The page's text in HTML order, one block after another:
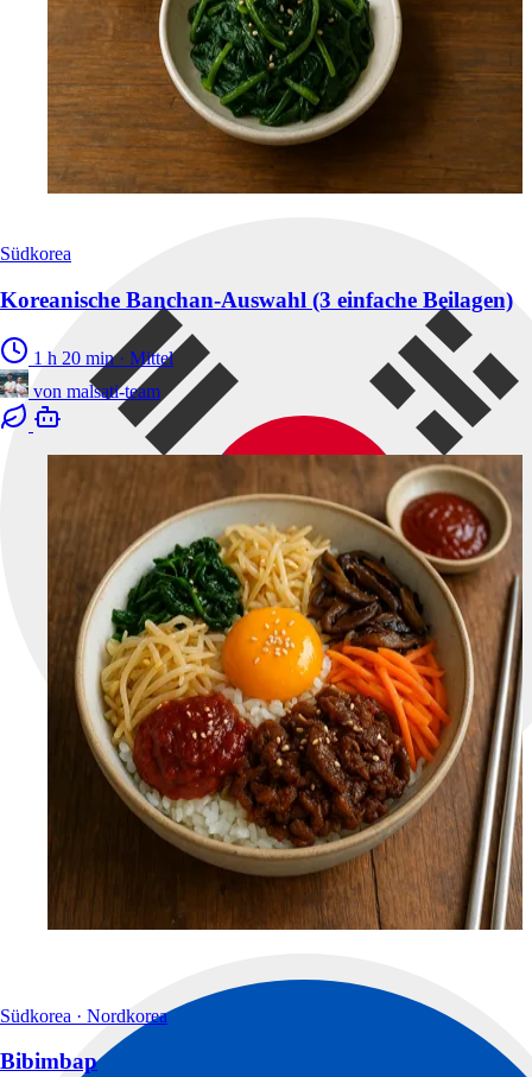
Südkorea
Koreanische Banchan-Auswahl (3 einfache Beilagen)
1 h 20 min · Mittel
von malsati-team
Südkorea · Nordkorea
Bibimbap